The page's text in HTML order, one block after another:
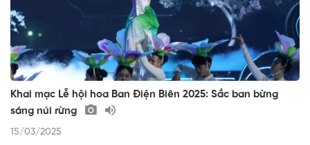
Khai mạc Lễ hội hoa Ban Điện Biên 2025: Sắc ban bừng
sáng núi rừng
15/03/2025